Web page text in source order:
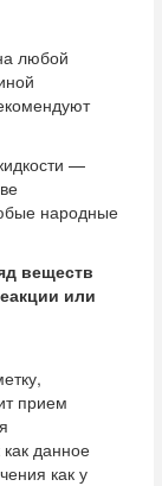
любой
—
народные
веществ
или
прием
данное
как у